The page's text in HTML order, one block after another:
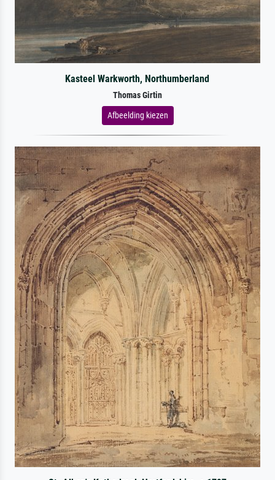
Kasteel Warkworth, Northumberland
Thomas Girtin
Afbeelding kiezen